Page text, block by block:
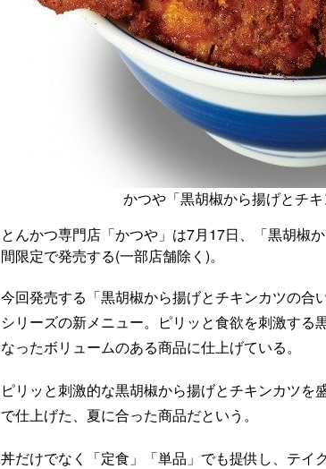
かつや「黒胡椒から揚げとチキ
とんかつ専門店「かつや」は7月17日、「黒胡椒
間限定で発売する(一部店舗除く)。
今回発売する「黒胡椒から揚げとチキンカツの合
シリーズの新メニュー。ピリッと食欲を刺激する
なったボリュームのある商品に仕上げている。
ピリッと刺激的な黒胡椒から揚げとチキンカツ
で仕上げた、夏に合った商品だという。
丼だけでなく「定食」「単品」でも提供し、テイ